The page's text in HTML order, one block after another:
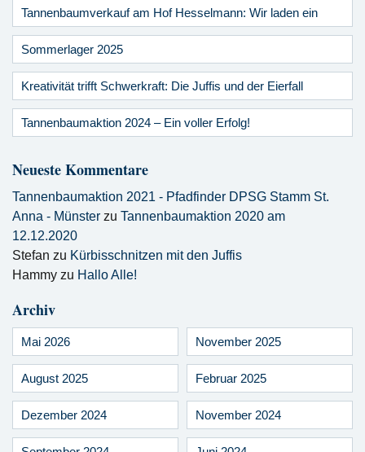
Tannenbaumverkauf am Hof Hesselmann: Wir laden ein
Sommerlager 2025
Kreativität trifft Schwerkraft: Die Juffis und der Eierfall
Tannenbaumaktion 2024 – Ein voller Erfolg!
Neueste Kommentare
Tannenbaumaktion 2021 - Pfadfinder DPSG Stamm St.
Anna - Münster zu Tannenbaumaktion 2020 am
12.12.2020
Stefan zu Kürbisschnitzen mit den Juffis
Hammy zu Hallo Alle!
Archiv
Mai 2026 November 2025
August 2025 Februar 2025
Dezember 2024 November 2024